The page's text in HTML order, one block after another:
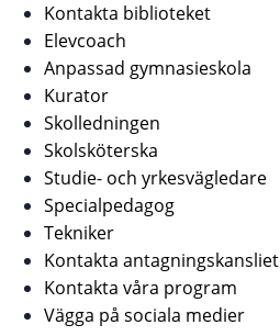
Kontakta biblioteket
Elevcoach
Anpassad gymnasieskola
Kurator
Skolledningen
Skolsköterska
Studie- och yrkesvägledare
Specialpedagog
Tekniker
Kontakta antagningskansliet
Kontakta våra program
Vägga på sociala medier